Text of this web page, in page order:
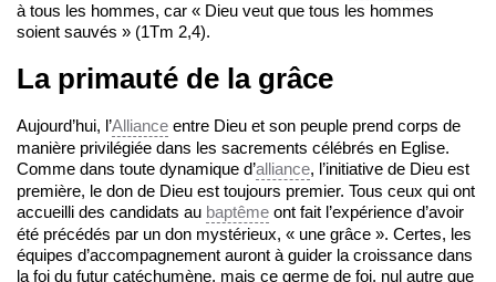
à tous les hommes, car « Dieu veut que tous les hommes
soient sauvés » (1Tm 2,4).
La primauté de la grâce
Aujourd’hui, l’Alliance entre Dieu et son peuple prend corps de
manière privilégiée dans les sacrements célébrés en Eglise.
Comme dans toute dynamique d’alliance, l’initiative de Dieu est
première, le don de Dieu est toujours premier. Tous ceux qui ont
accueilli des candidats au baptême ont fait l’expérience d’avoir
été précédés par un don mystérieux, « une grâce ». Certes, les
équipes d’accompagnement auront à guider la croissance dans
la foi du futur catéchumène, mais ce germe de foi, nul autre que